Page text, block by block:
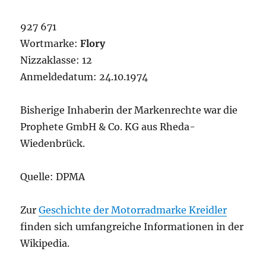
927 671
Wortmarke:Flory
Nizzaklasse: 12
Anmeldedatum: 24.10.1974
Bisherige Inhaberin der Markenrechte war die
Prophete GmbH & Co. KG aus Rheda-
Wiedenbrück.
Quelle: DPMA
ZurGeschichte der Motorradmarke Kreidler
finden sich umfangreiche Informationen in der
Wikipedia.